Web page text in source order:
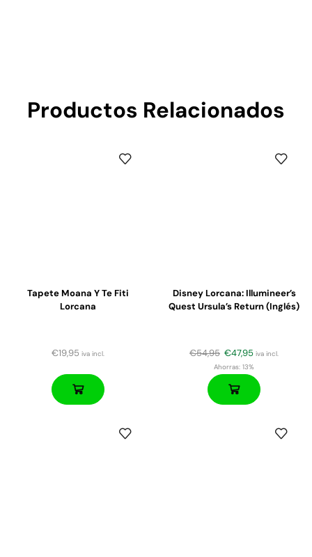
Productos Relacionados
Tapete Moana Y Te Fiti
Lorcana
€19,95 iva incl.
Disney Lorcana: Illumineer’s
Quest Ursula’s Return (Inglés)
€54,95 €47,95 iva incl.
Ahorras: 13%